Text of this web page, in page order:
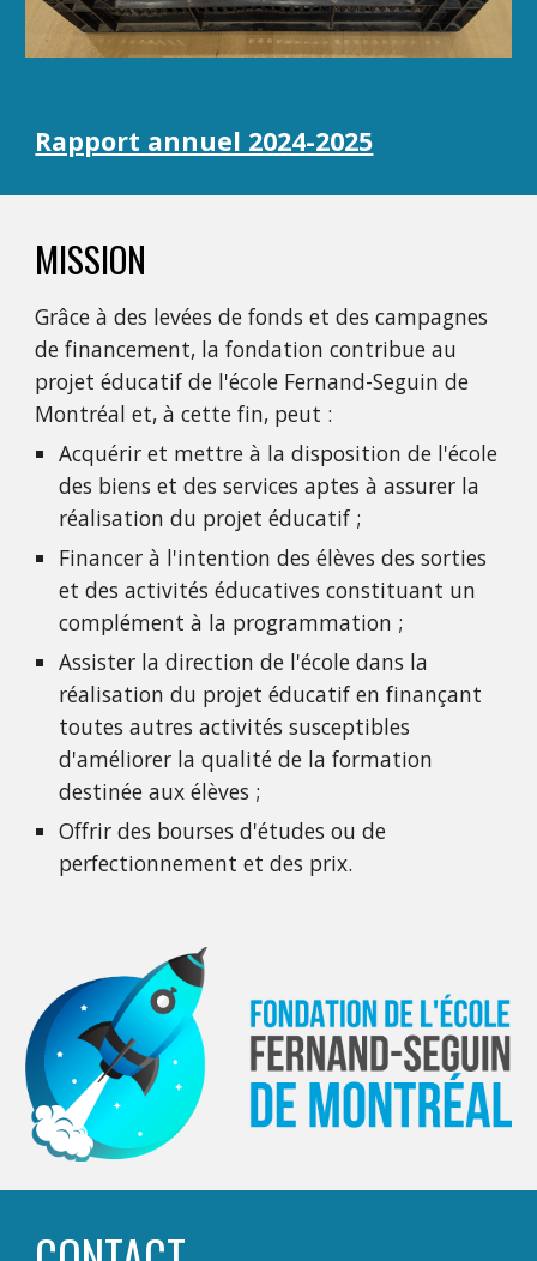
Rapport annuel 2024-2025
MISSION
Grâce à des levées de fonds et des campagnes
de financement, la fondation contribue au
projet éducatif de l'école Fernand-Seguin de
Montréal et, à cette fin, peut :
Acquérir et mettre à la disposition de l'école
des biens et des services aptes à assurer la
réalisation du projet éducatif ;
Financer à l'intention des élèves des sorties
et des activités éducatives constituant un
complément à la programmation ;
Assister la direction de l'école dans la
réalisation du projet éducatif en finançant
toutes autres activités susceptibles
d'améliorer la qualité de la formation
destinée aux élèves ;
Offrir des bourses d'études ou de
perfectionnement et des prix.